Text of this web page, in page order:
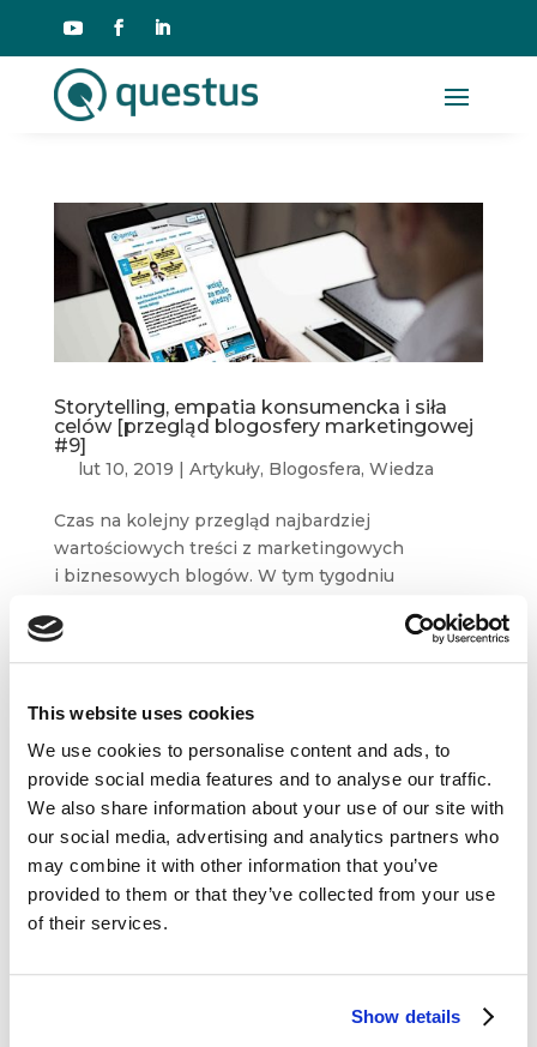
This website uses cookies
We use cookies to personalise content and ads, to
provide social media features and to analyse our traffic.
We also share information about your use of our site with
our social media, advertising and analytics partners who
may combine it with other information that you’ve
provided to them or that they’ve collected from your use
of their services.
Show details
Storytelling, empatia konsumencka i siła
celów [przegląd blogosfery marketingowej
#9]
lut 10, 2019 | Artykuły, Blogosfera, Wiedza
Czas na kolejny przegląd najbardziej
wartościowych treści z marketingowych
i biznesowych blogów. W tym tygodniu
z Bloga Jacka Kotarbińskiego, Hotjar Blog,
Disruptive Advertising czy Mention. Inspirującej
Dane kontaktowe

questus
91-811 Łódź